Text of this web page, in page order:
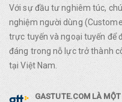
Với sự đầu tư nghiêm túc,
nghiệm người dùng
trực tuyến và ngoại tuyến để
đáng trong nỗ lực trở thành
tại Việt Nam.
GASTUTE.COM LÀ